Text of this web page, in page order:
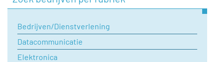
Bedrijfsnaam
Bedrijven/Dienstverlening
Datacommunicatie
Elektronica